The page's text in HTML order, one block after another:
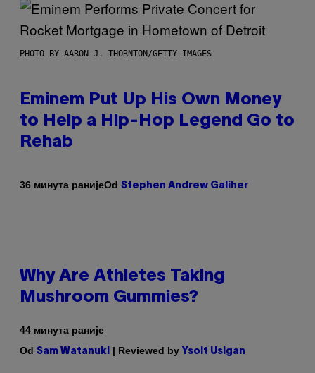
PHOTO BY AARON J. THORNTON/GETTY IMAGES
Eminem Put Up His Own Money
to Help a Hip-Hop Legend Go to
Rehab
36 минута ранијеOd Stephen Andrew Galiher
Why Are Athletes Taking
Mushroom Gummies?
44 минута раније
Od Sam Watanuki | Reviewed by Ysolt Usigan